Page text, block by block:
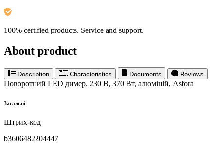
100% certified products. Service and support.
About product
Description Characteristics Documents Reviews
Поворотний LED димер, 230 В, 370 Вт, алюміній, Asfora
Загальні
Штрих-код
b3606482204447